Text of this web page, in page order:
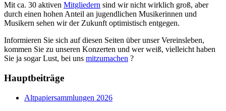
Mit ca. 30 aktiven Mitgliedern sind wir nicht wirklich groß, aber
durch einen hohen Anteil an jugendlichen Musikerinnen und
Musikern sehen wir der Zukunft optimistisch entgegen.
Informieren Sie sich auf diesen Seiten über unser Vereinsleben,
kommen Sie zu unseren Konzerten und wer weiß, vielleicht haben
Sie ja sogar Lust, bei uns mitzumachen ?
Hauptbeiträge
Altpapiersammlungen 2026